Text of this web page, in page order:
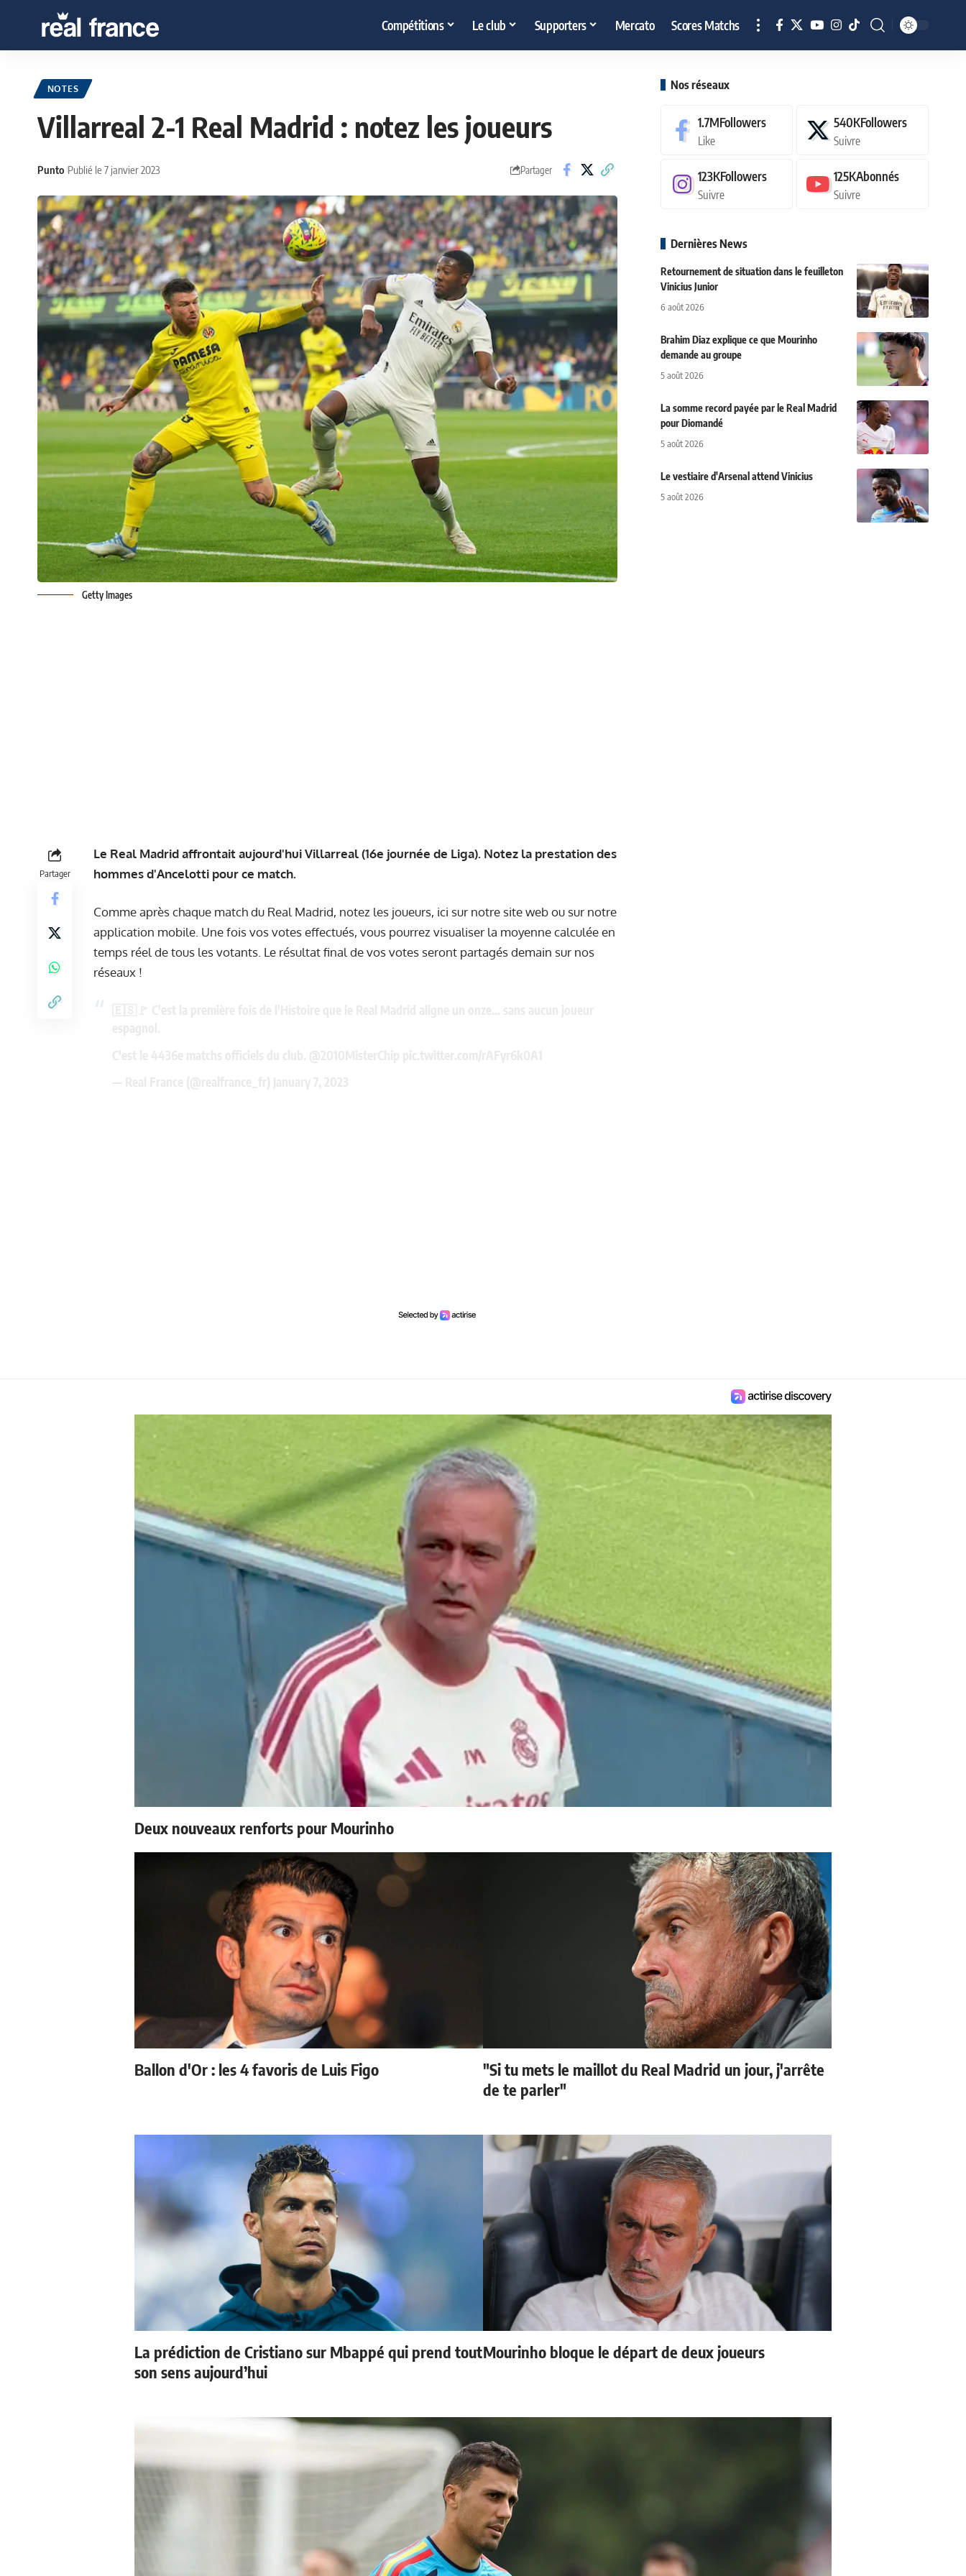
Compétitions Le club Supporters Mercato Scores Matchs
NOTES
Villarreal 2-1 Real Madrid : notez les joueurs
Punto Publié le 7 janvier 2023 Partager
Getty Images
Partager
Le Real Madrid affrontait aujourd'hui Villarreal (16e journée de Liga). Notez la prestation des
hommes d'Ancelotti pour ce match.
Comme après chaque match du Real Madrid, notez les joueurs, ici sur notre site web ou sur notre
application mobile. Une fois vos votes effectués, vous pourrez visualiser la moyenne calculée en
temps réel de tous les votants. Le résultat final de vos votes seront partagés demain sur nos
réseaux !
Nos réseaux
1.7MFollowers
Like
540KFollowers
Suivre
123KFollowers
Suivre
125KAbonnés
Suivre
Dernières News
Retournement de situation dans le feuilleton
Vinicius Junior
6 août 2026
Brahim Diaz explique ce que Mourinho
demande au groupe
5 août 2026
La somme record payée par le Real Madrid
pour Diomandé
5 août 2026
Le vestiaire d'Arsenal attend Vinicius
5 août 2026
Deux nouveaux renforts pour Mourinho
Ballon d'Or : les 4 favoris de Luis Figo
"Si tu mets le maillot du Real Madrid un jour, j'arrête
de te parler"
La prédiction de Cristiano sur Mbappé qui prend tout
son sens aujourd’hui
Mourinho bloque le départ de deux joueurs